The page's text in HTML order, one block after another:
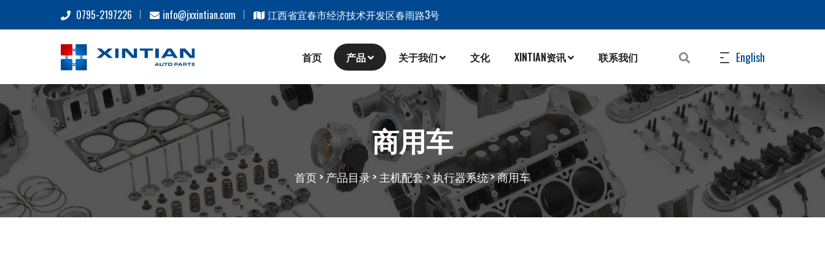
0795-2197226 info@jxxintian.com 江西省宜春市经济技术开发区春雨路3号
首页 产品 关于我们 文化 XINTIAN资讯 联系我们 English
商用车
首页>产品目录> 主机配套>执行器系统>商用车